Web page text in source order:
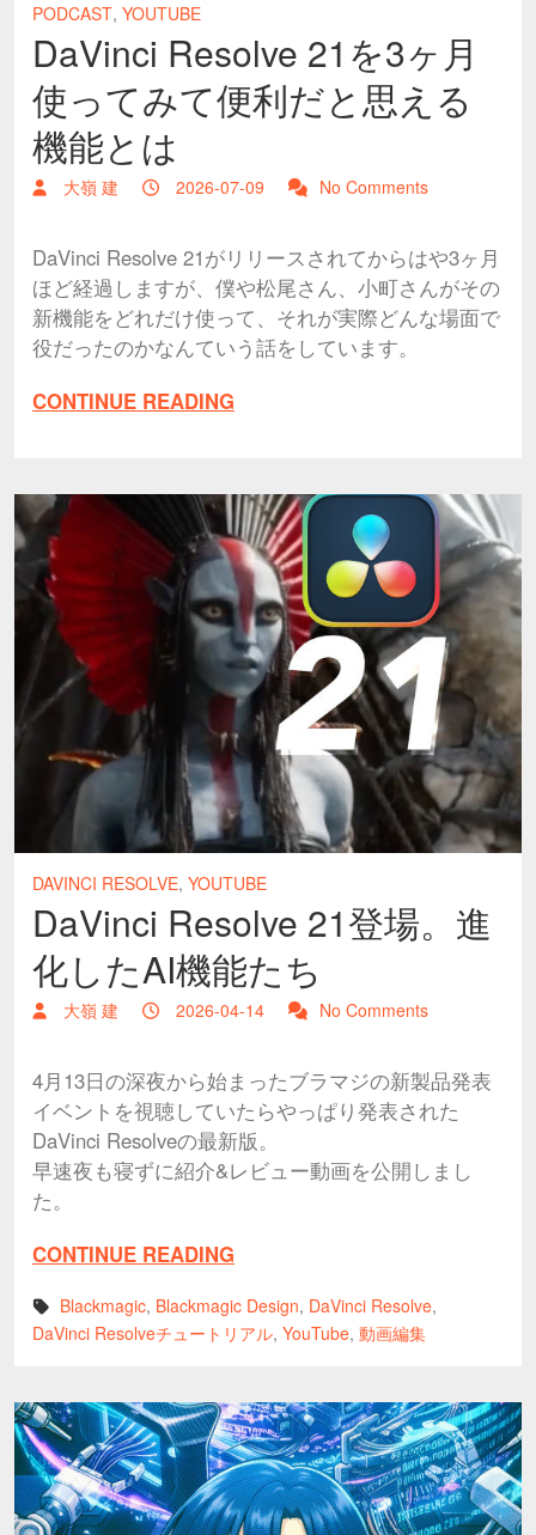
PODCAST, YOUTUBE
DaVinci Resolve 21を3ヶ月
使ってみて便利だと思える
機能とは
大嶺 建 2026-07-09 No Comments
DaVinci Resolve 21がリリースされてからはや3ヶ月
ほど経過しますが、僕や松尾さん、小町さんがその
新機能をどれだけ使って、それが実際どんな場面で
役だったのかなんていう話をしています。
CONTINUE READING
DAVINCI RESOLVE, YOUTUBE
DaVinci Resolve 21登場。進
化したAI機能たち
大嶺 建 2026-04-14 No Comments
4月13日の深夜から始まったブラマジの新製品発表
イベントを視聴していたらやっぱり発表された
DaVinci Resolveの最新版。
早速夜も寝ずに紹介&レビュー動画を公開しまし
た。
CONTINUE READING
Blackmagic, Blackmagic Design, DaVinci Resolve,
DaVinci Resolveチュートリアル, YouTube, 動画編集